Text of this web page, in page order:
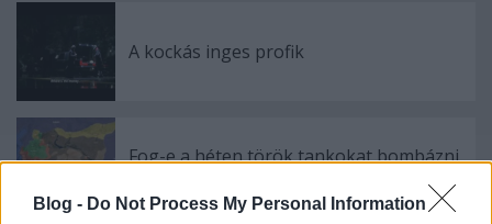
Blog - Do Not Process My Personal Information
A kockás inges profik
Fog-e a héten török tankokat bombázni